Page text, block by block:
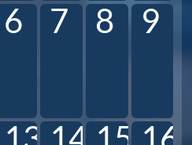
6 7 8 9